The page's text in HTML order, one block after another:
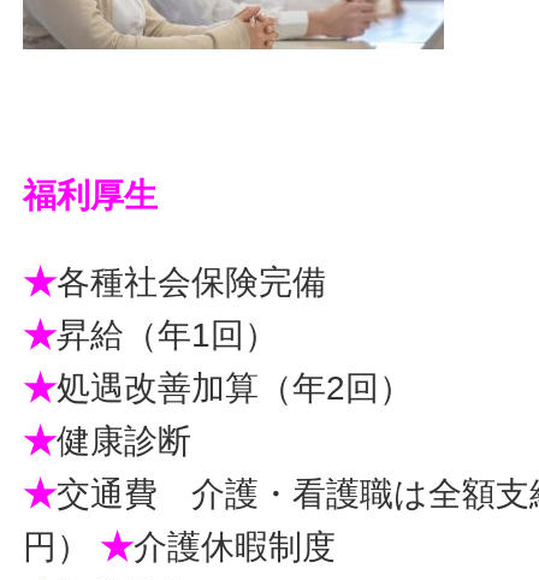
福利厚生
★各種社会保険完備
★昇給（年1回）
★処遇改善加算（年2回）
★健康診断
★交通費 介護・看護職は全額支
円） ★介護休暇制度